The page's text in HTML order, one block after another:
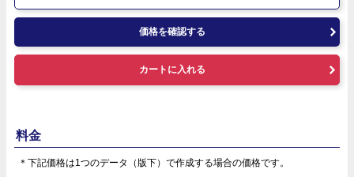
価格を確認する
カートに入れる
料金
＊下記価格は1つのデータ（版下）で作成する場合の価格です。